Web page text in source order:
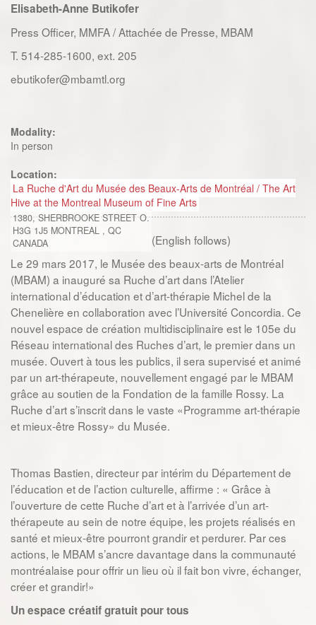
Elisabeth-Anne Butikofer
Press Officer, MMFA / Attachée de Presse, MBAM
T. 514-285-1600, ext. 205
ebutikofer@mbamtl.org
Modality:
In person
Location:
La Ruche d'Art du Musée des Beaux-Arts de Montréal / The Art
Hive at the Montreal Museum of Fine Arts
1380, SHERBROOKE STREET O.
H3G 1J5 MONTREAL , QC
CANADA
(English follows)
Le 29 mars 2017, le Musée des beaux-arts de Montréal
(MBAM) a inauguré sa Ruche d’art dans l’Atelier
international d’éducation et d’art-thérapie Michel de la
Chenelière en collaboration avec l’Université Concordia. Ce
nouvel espace de création multidisciplinaire est le 105e du
Réseau international des Ruches d’art, le premier dans un
musée. Ouvert à tous les publics, il sera supervisé et animé
par un art-thérapeute, nouvellement engagé par le MBAM
grâce au soutien de la Fondation de la famille Rossy. La
Ruche d’art s’inscrit dans le vaste «Programme art-thérapie
et mieux-être Rossy» du Musée.
Thomas Bastien, directeur par intérim du Département de
l’éducation et de l’action culturelle, affirme : « Grâce à
l’ouverture de cette Ruche d’art et à l’arrivée d’un art-
thérapeute au sein de notre équipe, les projets réalisés en
santé et mieux-être pourront grandir et perdurer. Par ces
actions, le MBAM s’ancre davantage dans la communauté
montréalaise pour offrir un lieu où il fait bon vivre, échanger,
créer et grandir!»
Un espace créatif gratuit pour tous